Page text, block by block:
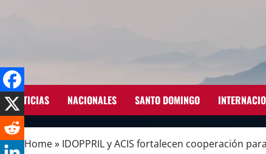
NOTICIAS NACIONALES SANTO DOMINGO
Home» IDOPPRIL y ACIS fortalecen cooperación